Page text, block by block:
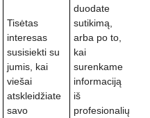
Tisėtas
interesas
susisiekti su
jumis, kai
viešai
atskleidžiate
savo
duodate
sutikimą,
arba po to,
kai
surenkame
informaciją
iš
profesionalių